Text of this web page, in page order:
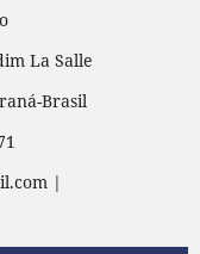
La Salle
Brasil
|